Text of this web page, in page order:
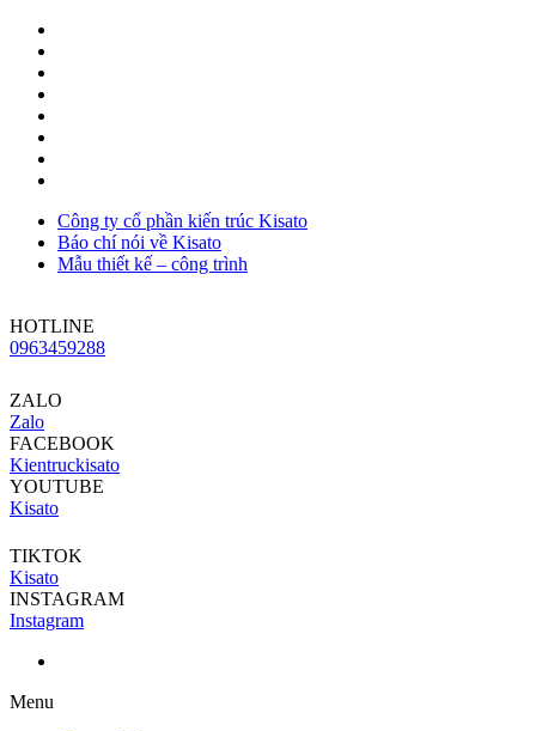
Công ty cổ phần kiến trúc Kisato
Báo chí nói về Kisato
Mẫu thiết kế – công trình
HOTLINE
0963459288
ZALO
Zalo
FACEBOOK
Kientruckisato
YOUTUBE
Kisato
TIKTOK
Kisato
INSTAGRAM
Instagram
Menu